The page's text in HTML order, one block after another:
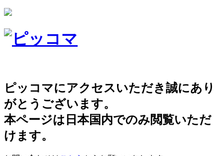
ピッコマにアクセスいただき誠にあり
がとうございます。
本ページは日本国内でのみ閲覧いただ
けます。